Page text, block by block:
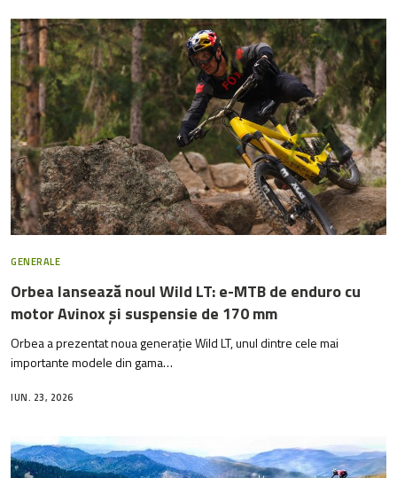
GENERALE
Orbea lansează noul Wild LT: e-MTB de enduro cu
motor Avinox și suspensie de 170 mm
Orbea a prezentat noua generație Wild LT, unul dintre cele mai
importante modele din gama…
IUN. 23, 2026